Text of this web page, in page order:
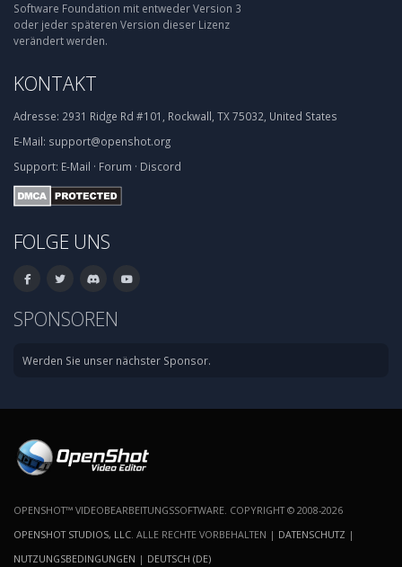
Software Foundation mit entweder Version 3
oder jeder späteren Version dieser Lizenz
verändert werden.
KONTAKT
Adresse: 2931 Ridge Rd #101, Rockwall, TX 75032, United States
E-Mail: support@openshot.org
Support: E-Mail · Forum · Discord
FOLGE UNS
SPONSOREN
Werden Sie unser nächster Sponsor.
OPENSHOT™ VIDEOBEARBEITUNGSSOFTWARE. COPYRIGHT © 2008-2026
OPENSHOT STUDIOS, LLC . ALLE RECHTE VORBEHALTEN | DATENSCHUTZ |
NUTZUNGSBEDINGUNGEN | DEUTSCH (DE)